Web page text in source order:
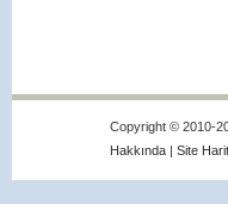
Copyright © 2010-
Hakkında | Site